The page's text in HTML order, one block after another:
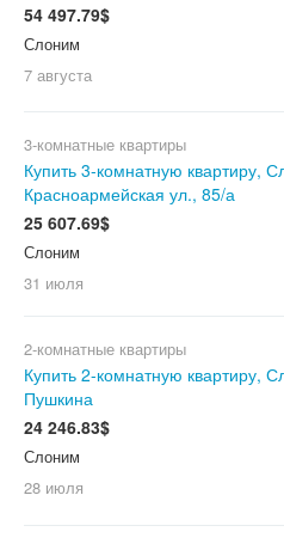
54 497.79$
Слоним
7 августа
3-комнатные квартиры
Купить 3-комнатную квартиру,
Красноармейская ул., 85/а
25 607.69$
Слоним
31 июля
2-комнатные квартиры
Купить 2-комнатную квартиру,
Пушкина
24 246.83$
Слоним
28 июля